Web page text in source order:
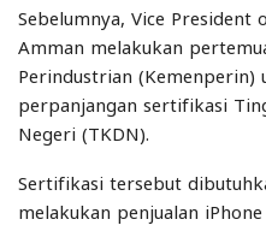
Sebelumnya, Vice
Amman melakukan
Perindustrian (Kemenperin)
perpanjangan sertifikasi
Negeri (TKDN).
Sertifikasi tersebut
melakukan penjualan